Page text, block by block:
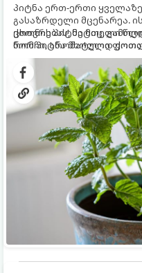
პიტნა ერთ-ერთი
გასაზრდელი მცენარეა.
ცხოვრებას, მეტიც,
რომ პიტნა მხოლოდ
გრუნტში (ბაღში)
სწრაფად ვრცელდება და
ქოთნის პიტნა მთელი
ნორჩი, არომატული
კერძებისთვის.